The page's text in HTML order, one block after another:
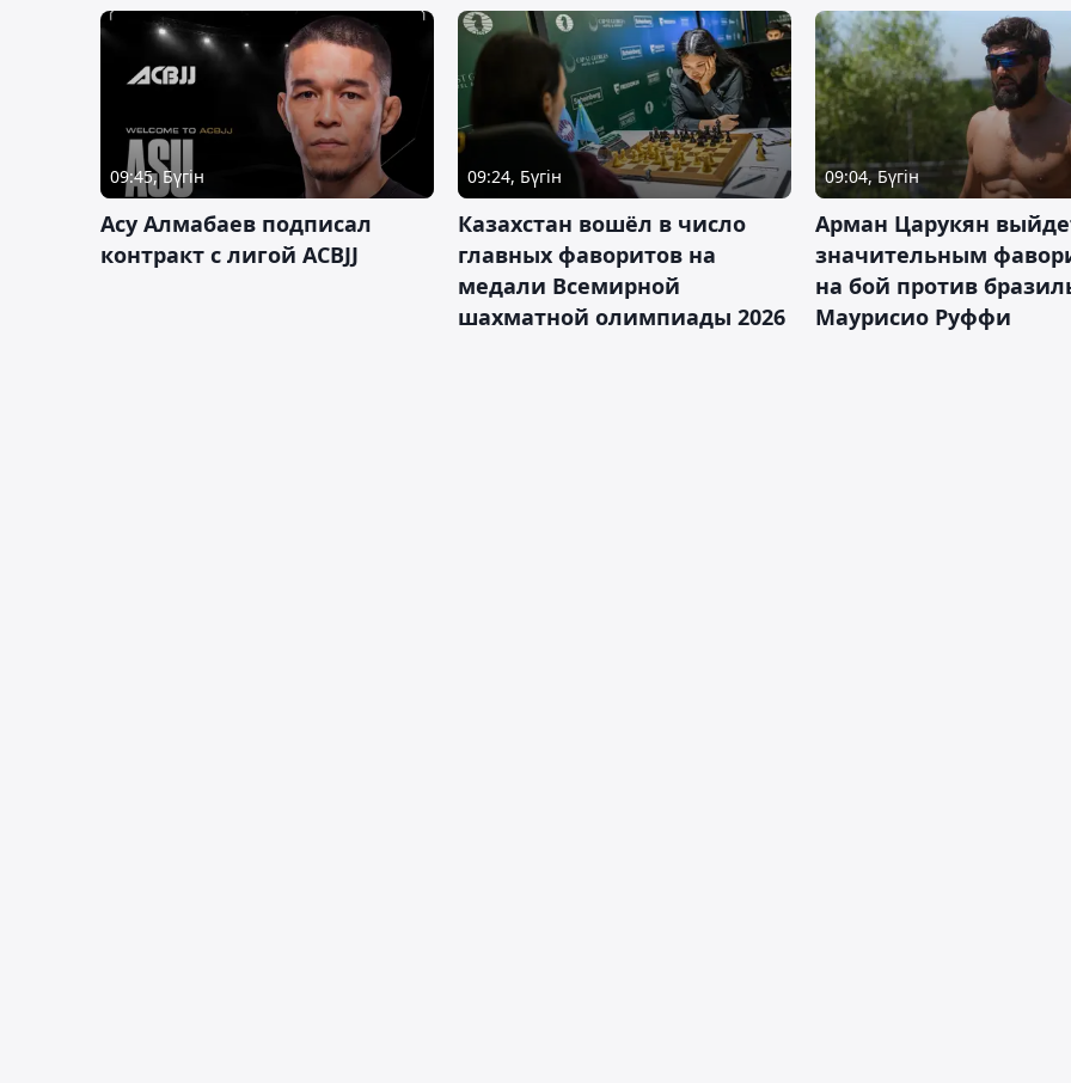
09:45, Бүгін
Асу Алмабаев подписал
контракт с лигой ACBJJ
09:24, Бүгін
Казахстан вошёл в число
главных фаворитов на
медали Всемирной
шахматной олимпиады 2026
09:04, Бүгін
Арман Царукян
значительным
на бой против
Маурисио Руффи